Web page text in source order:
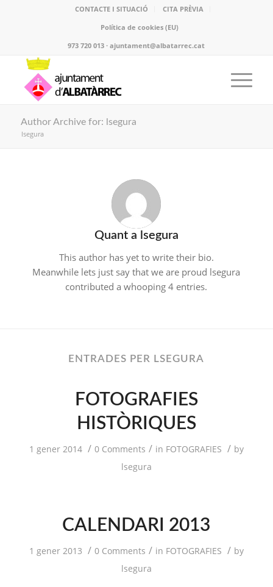
CONTACTE I SITUACIÓ
CITA PRÈVIA
Política de cookies (EU)
973 720 013 · ajuntament@albatarrec.cat
Author Archive for: lsegura
lsegura
Quant a lsegura
This author has yet to write their bio.
Meanwhile lets just say that we are proud lsegura
contributed a whooping 4 entries.
ENTRADES PER LSEGURA
FOTOGRAFIES
HISTÒRIQUES
1 gener 2014 / 0 Comments / in FOTOGRAFIES / by
lsegura
CALENDARI 2013
1 gener 2013 / 0 Comments / in FOTOGRAFIES / by
lsegura